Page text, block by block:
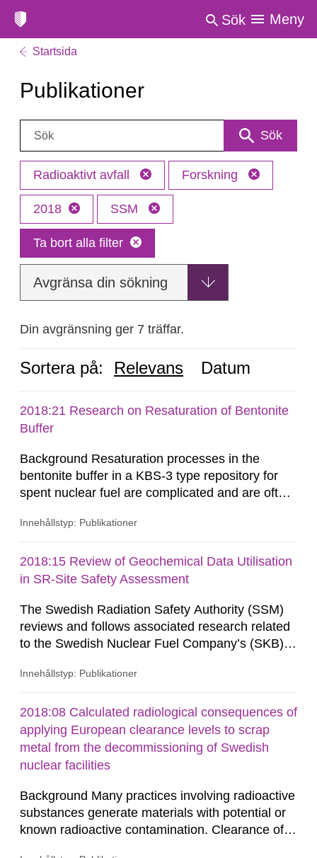
Sök Meny
Startsida
Publikationer
Sök: Sök
Radioaktivt avfall Forskning
2018 SSM
Ta bort alla filter
Avgränsa din sökning
Din avgränsning ger 7 träffar.
Sortera på: Relevans Datum
2018:21 Research on Resaturation of Bentonite
Buffer
Background Resaturation processes in the
bentonite buffer in a KBS-3 type repository for
spent nuclear fuel are complicated and are often
disciplinarily as coupled thermal (T), hydrological
phase flow, elastoplastic evolution in a swelling
porous medium. Previous THM-modelling
Innehållstyp: Publikationer
2018:15 Review of Geochemical Data Utilisation
in SR-Site Safety Assessment
The Swedish Radiation Safety Authority (SSM)
reviews and follows associated research related
to the Swedish Nuclear Fuel Company’s (SKB)
nuclear fuel and an encapsulation facility.
Innehållstyp: Publikationer
2018:08 Calculated radiological consequences of
applying European clearance levels to scrap
metal from the decommissioning of Swedish
nuclear facilities
Background Many practices involving radioactive
substances generate materials with potential or
known radioactive contamination. Clearance of